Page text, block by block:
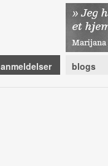
anmeldelser blogs